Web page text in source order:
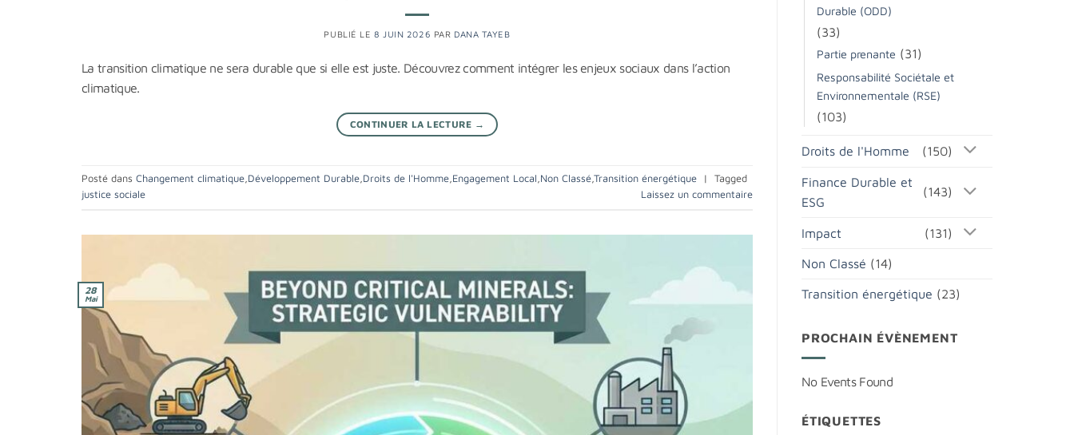
PUBLIÉ LE 8 JUIN 2026 PAR DANA TAYEB
La transition climatique ne sera durable que si elle est juste. Découvrez comment intégrer les enjeux sociaux dans l’action
climatique.
CONTINUER LA LECTURE →
Posté dans Changement climatique,Développement Durable,Droits de l'Homme,Engagement Local,Non Classé,Transition énergétique |
Tagged
justice sociale
Laissez un commentaire
28
Mai
Durable (ODD)
(33)
Partie prenante (31)
Responsabilité Sociétale et
Environnementale (RSE)
(103)
Droits de l'Homme (150)
Finance Durable et
ESG
(143)
Impact (131)
Non Classé (14)
Transition énergétique (23)
PROCHAIN ÉVÈNEMENT
No Events Found
ÉTIQUETTES